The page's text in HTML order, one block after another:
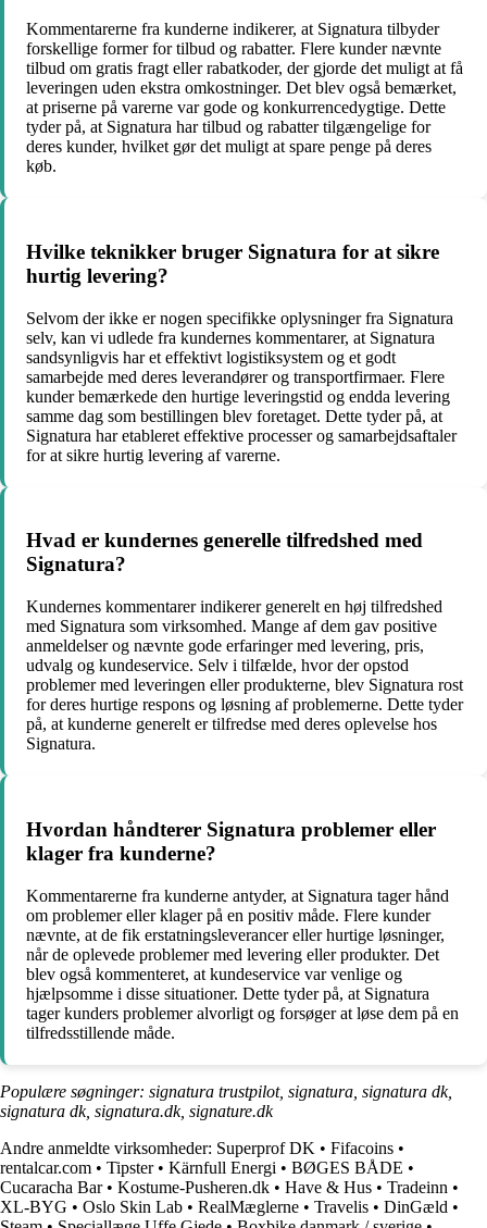
Kommentarerne fra kunderne indikerer, at Signatura tilbyder
forskellige former for tilbud og rabatter. Flere kunder nævnte
tilbud om gratis fragt eller rabatkoder, der gjorde det muligt at få
leveringen uden ekstra omkostninger. Det blev også bemærket,
at priserne på varerne var gode og konkurrencedygtige. Dette
tyder på, at Signatura har tilbud og rabatter tilgængelige for
deres kunder, hvilket gør det muligt at spare penge på deres
køb.
Hvilke teknikker bruger Signatura for at sikre
hurtig levering?
Selvom der ikke er nogen specifikke oplysninger fra Signatura
selv, kan vi udlede fra kundernes kommentarer, at Signatura
sandsynligvis har et effektivt logistiksystem og et godt
samarbejde med deres leverandører og transportfirmaer. Flere
kunder bemærkede den hurtige leveringstid og endda levering
samme dag som bestillingen blev foretaget. Dette tyder på, at
Signatura har etableret effektive processer og samarbejdsaftaler
for at sikre hurtig levering af varerne.
Hvad er kundernes generelle tilfredshed med
Signatura?
Kundernes kommentarer indikerer generelt en høj tilfredshed
med Signatura som virksomhed. Mange af dem gav positive
anmeldelser og nævnte gode erfaringer med levering, pris,
udvalg og kundeservice. Selv i tilfælde, hvor der opstod
problemer med leveringen eller produkterne, blev Signatura rost
for deres hurtige respons og løsning af problemerne. Dette tyder
på, at kunderne generelt er tilfredse med deres oplevelse hos
Signatura.
Hvordan håndterer Signatura problemer eller
klager fra kunderne?
Kommentarerne fra kunderne antyder, at Signatura tager hånd
om problemer eller klager på en positiv måde. Flere kunder
nævnte, at de fik erstatningsleverancer eller hurtige løsninger,
når de oplevede problemer med levering eller produkter. Det
blev også kommenteret, at kundeservice var venlige og
hjælpsomme i disse situationer. Dette tyder på, at Signatura
tager kunders problemer alvorligt og forsøger at løse dem på en
tilfredsstillende måde.
Populære søgninger: signatura trustpilot, signatura, signatura dk,
signatura dk, signatura.dk, signature.dk
Andre anmeldte virksomheder: Superprof DK • Fifacoins •
rentalcar.com • Tipster• Kärnfull Energi • BØGES BÅDE •
Cucaracha Bar• Kostume-Pusheren.dk • Have & Hus • Tradeinn •
XL-BYG • Oslo Skin Lab • RealMæglerne • Travelis • DinGæld •